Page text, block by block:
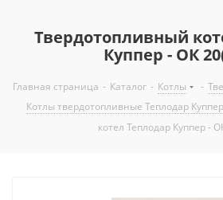
Твердотопливный
Куппер - ОК
Главная страница - Каталог - Котлы -
Котлы твердотопливные Теплодар Куппер
котел Теплодар Куппер -